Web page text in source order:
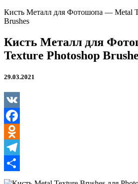
Кисть Металл для Фотошопа — Metal
Brushes
Кисть Металл для
Texture Photoshop
29.03.2021
VK
Facebook
Odnoklassniki
Telegram
Отправить